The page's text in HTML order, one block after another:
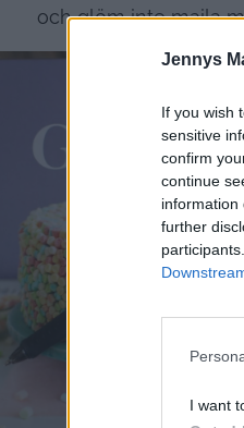
Jennys
If you wish
sensitive
confirm
continue
information
further
I want
och glöm inte maila